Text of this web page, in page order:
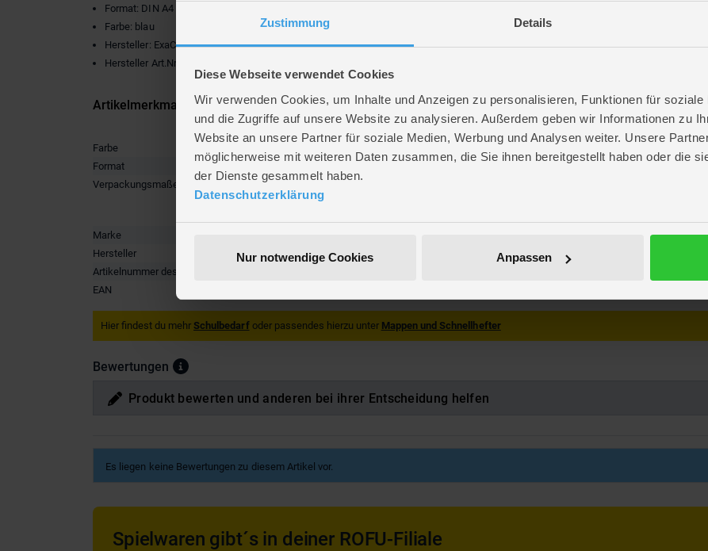
Zustimmung Details
Diese Webseite verwendet Cookies
Wir verwenden Cookies, um Inhalte und Anzeigen zu personalisieren, Funktionen für
und die Zugriffe auf unsere Website zu analysieren. Außerdem geben wir Informationen zu
Website an unsere Partner für soziale Medien, Werbung und Analysen weiter. Unsere
möglicherweise mit weiteren Daten zusammen, die Sie ihnen bereitgestellt haben oder die
der Dienste gesammelt haben.
Datenschutzerklärung
Nur notwendige Cookies Anpassen
Format: DIN A4
Farbe: blau
Hersteller: ExaClair GmbH
Hersteller Art.Nr.: 55422E
Artikelmerkmale
Farbe
Format
Verpackungsmaße
Breite ca. 24,5 cm
Marke
Hersteller
ExaClair
Artikelnummer des Herstellers
EAN
Hier findest du mehr Schulbedarfoder passendes hierzu unter Mappen und Schnellhefter
Bewertungen
Produkt bewerten und anderen bei ihrer Entscheidung helfen
Es liegen keine Bewertungen zu diesem Artikel vor.
Spielwaren gibt´s in deiner ROFU-Filiale